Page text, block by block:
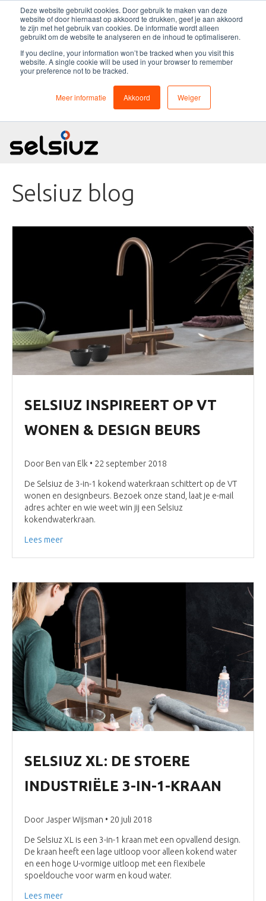
Deze website gebruikt cookies. Door gebruik te maken van deze
website of door hiernaast op akkoord te drukken, geef je aan akkoord
te zijn met het gebruik van cookies. De informatie wordt alleen
gebruikt om de website te analyseren en de inhoud te optimaliseren.
If you decline, your information won’t be tracked when you visit this
website. A single cookie will be used in your browser to remember
your preference not to be tracked.
Meer informatie Akkoord Weiger
Selsiuz
Kokend water kraan
Nieuws
Collectie
Webshop onderdelen
Inloggen
Selsiuz blog
SELSIUZ INSPIREERT OP VT
WONEN & DESIGN BEURS
Door Ben van Elk • 22 september 2018
De Selsiuz de 3-in-1 kokend waterkraan schittert op de VT
wonen en designbeurs. Bezoek onze stand, laat je e-mail
adres achter en wie weet win jij een Selsiuz
kokendwaterkraan.
Lees meer
SELSIUZ XL: DE STOERE
INDUSTRIËLE 3-IN-1-KRAAN
Door Jasper Wijsman • 20 juli 2018
De Selsiuz XL is een 3-in-1 kraan met een opvallend design.
De kraan heeft een lage uitloop voor alleen kokend water
en een hoge U-vormige uitloop met een flexibele
spoeldouche voor warm en koud water.
Lees meer